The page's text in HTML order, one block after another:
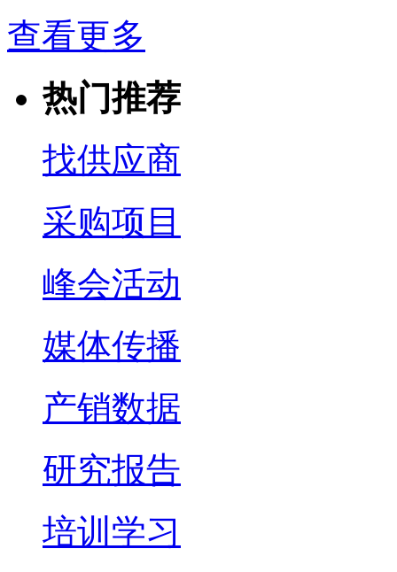
查看更多
热门推荐
找供应商
采购项目
峰会活动
媒体传播
产销数据
研究报告
培训学习